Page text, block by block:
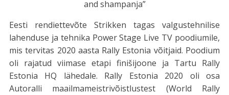
and shampanja”
Eesti rendiettevõte Strikken tagas valgustehnilise
lahenduse ja tehnika Power Stage Live TV poodiumile,
mis tervitas 2020 aasta Rally Estonia võitjaid. Poodium
oli rajatud viimase etapi finišijoone ja Tartu Rally
Estonia HQ lähedale. Rally Estonia 2020 oli osa
Autoralli maailmameistrivõistlustest (World Rally